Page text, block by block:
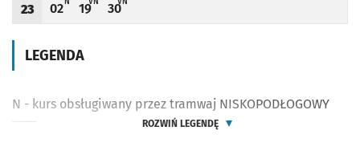
Godzina odjazdu
23
Odjazd
02
minut po godzinie 23
Odjazd
19
minut po godzinie 23
Odjazd
30
minut po godzinie 23
LEGENDA
N - kurs obsługiwany przez tramwaj NISKOPODŁOGOWY
ROZWIŃ LEGENDĘ